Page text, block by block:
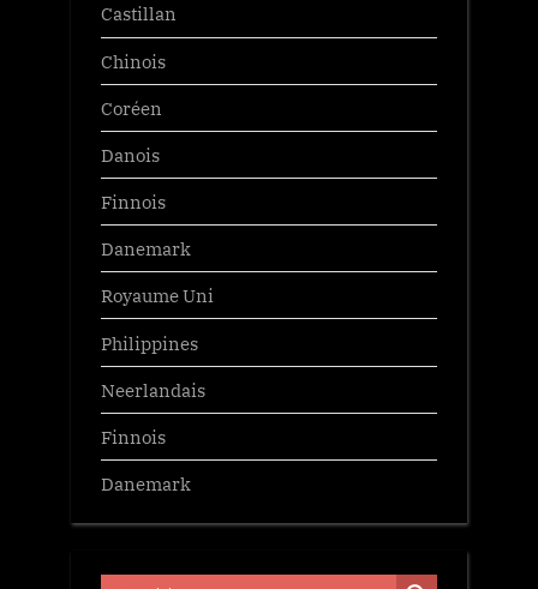
Castillan
Chinois
Coréen
Danois
Finnois
Danemark
Royaume Uni
Philippines
Neerlandais
Finnois
Danemark